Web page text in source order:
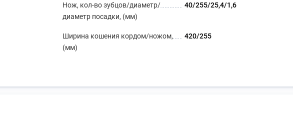
Нож, кол-во зубцов/диаметр/
диаметр посадки, (мм)
40/255/25,4/1,6
Ширина кошения кордом/ножом,
(мм)
420/255